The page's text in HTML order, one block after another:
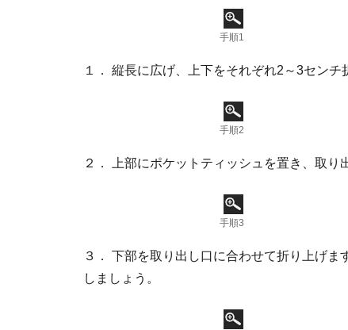
手順1
１． 縦長に広げ、上下をそれぞれ2～3センチ
手順2
２． 上部にポケットティッシュを置き、取り
手順3
３． 下部を取り出し口に合わせて折り上げ
しましょう。